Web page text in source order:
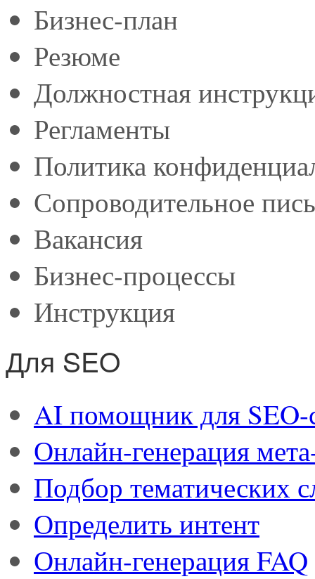
Бизнес-план
Резюме
Должностная
Регламенты
Политика
Сопроводительное
Вакансия
Бизнес-процессы
Инструкция
Для SEO
AI помощник для SEO-
Онлайн-генерация
Подбор тематических
Определить интент
Онлайн-генерация FAQ